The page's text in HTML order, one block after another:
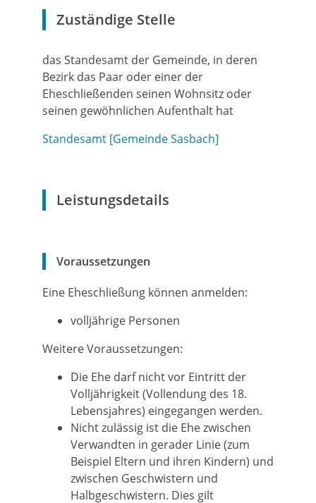
Zuständige Stelle
das Standesamt der Gemeinde, in deren
Bezirk das Paar oder einer der
Eheschließenden seinen Wohnsitz oder
seinen gewöhnlichen Aufenthalt hat
Standesamt [Gemeinde Sasbach]
Leistungsdetails
Voraussetzungen
Eine Eheschließung können anmelden:
volljährige Personen
Weitere Voraussetzungen:
Die Ehe darf nicht vor Eintritt der
Volljährigkeit (Vollendung des 18.
Lebensjahres) eingegangen werden.
Nicht zulässig ist die Ehe zwischen
Verwandten in gerader Linie (zum
Beispiel Eltern und ihren Kindern) und
zwischen Geschwistern und
Halbgeschwistern. Dies gilt